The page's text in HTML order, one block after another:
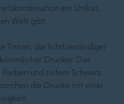
ein Unikat,
Welt gibt.
Tinten, die lichtbeständiger
Drucker. Das
und tiefem Schwarz.
die Drucke mit einer